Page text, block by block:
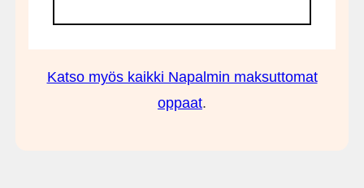
Katso myös kaikki Napalmin maksuttomat
oppaat.